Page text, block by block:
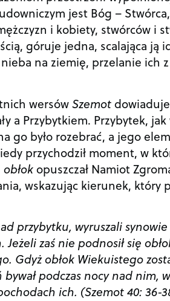
jest Bóg –
i kobiety, stwórców i
góruje jedna, scalająca ją
na ziemię, przelanie ich
wersówSzemot
a Przybytkiem. Przybytek, jak
go było rozebrać, a jego
przychodził moment, w
obłokopuszczał Namiot
wskazując kierunek, który
przybytku, wyruszali
zaś nie podnosił się
Gdyż obłok Wiekuistego
podczas nocy nad nim,
ich. (Szemot 40: 36-